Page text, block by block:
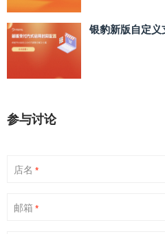
银豹新版自定义
参与讨论
店名 *
邮箱 *